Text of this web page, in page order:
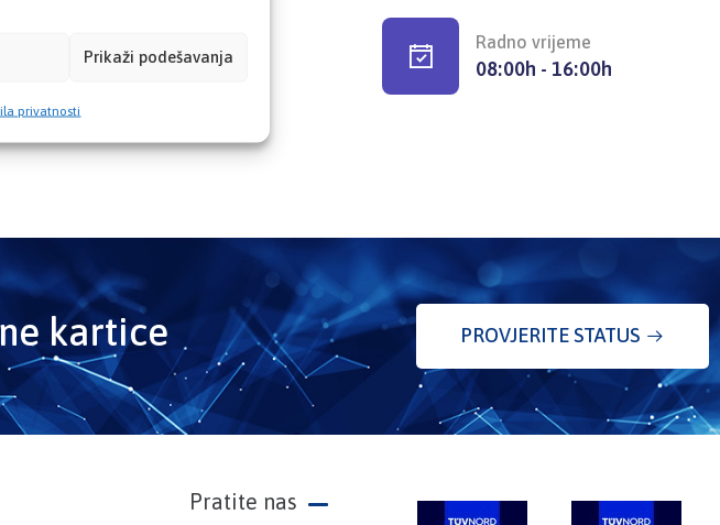
Prikaži podešavanja
privatnosti
Radno vrijeme
08:00h - 16:00h
kartice PROVJERITE STATUS
Pratite nas